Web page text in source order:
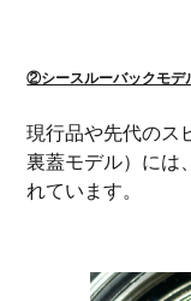
②シースルーバックモデ
現行品や先代のス
裏蓋モデル）には
れています。